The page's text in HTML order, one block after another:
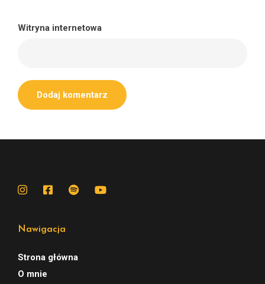
Witryna internetowa
Nawigacja
Strona główna
O mnie